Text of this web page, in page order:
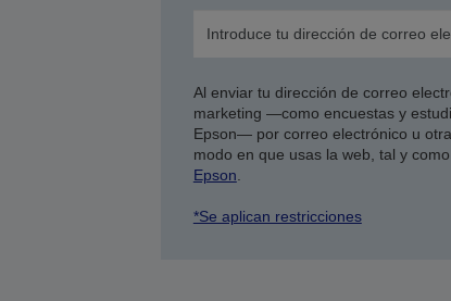
Al enviar tu dirección de correo
marketing —como encuestas y
Epson— por correo electrónico u
modo en que usas la web, tal y
Epson
*Se aplican restricciones